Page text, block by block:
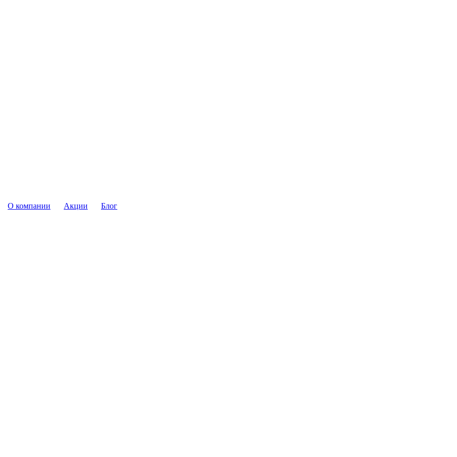
О компании Акции Блог